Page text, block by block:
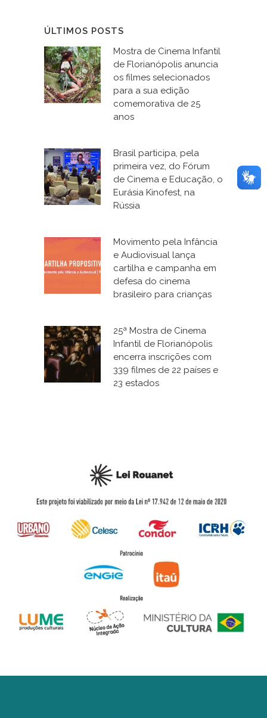
ÚLTIMOS POSTS
Mostra de Cinema Infantil
de Florianópolis anuncia
os filmes selecionados
para a sua edição
comemorativa de 25
anos
Brasil participa, pela
primeira vez, do Fórum
de Cinema e Educação, o
Eurásia Kinofest, na
Rússia
Movimento pela Infância
e Audiovisual lança
cartilha e campanha em
defesa do cinema
brasileiro para crianças
25ª Mostra de Cinema
Infantil de Florianópolis
encerra inscrições com
339 filmes de 22 países e
23 estados